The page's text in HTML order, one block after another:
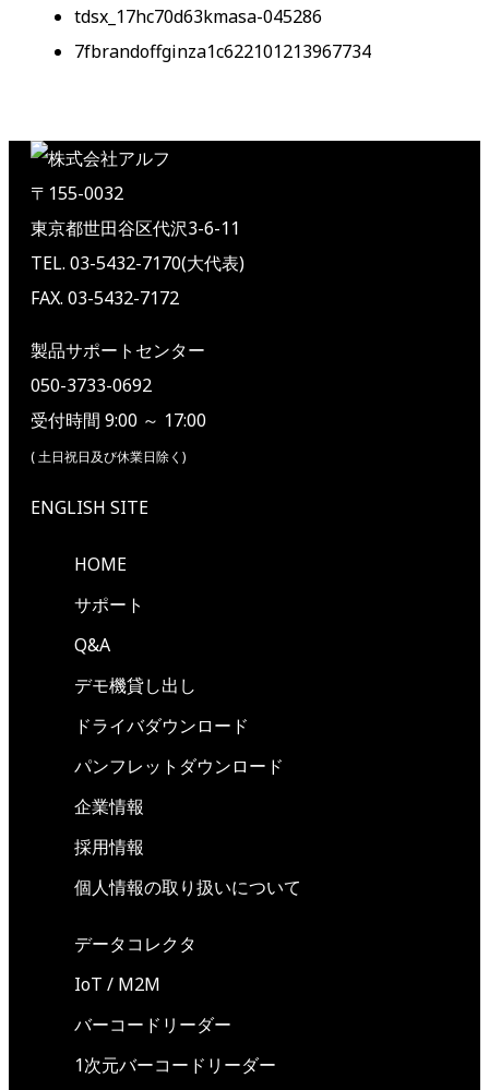
tdsx_17hc70d63kmasa-045286
7fbrandoffginza1c622101213967734
〒155-0032
東京都世田谷区代沢3-6-11
TEL. 03-5432-7170(大代表)
FAX. 03-5432-7172
製品サポートセンター
050-3733-0692
受付時間 9:00 ～ 17:00
( 土日祝日及び休業日除く)
ENGLISH SITE
HOME
サポート
Q&A
デモ機貸し出し
ドライバダウンロード
パンフレットダウンロード
企業情報
採用情報
個人情報の取り扱いについて
データコレクタ
IoT / M2M
バーコードリーダー
1次元バーコードリーダー